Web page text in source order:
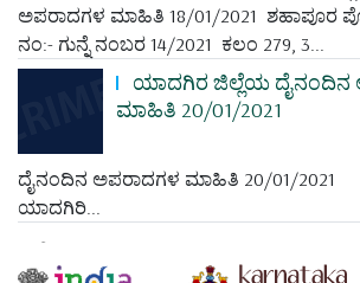
ಅಪರಾದಗಳ ಮಾಹಿತಿ 18/01/2021 ಶಹಾಪೂರ
ನಂ:- ಗುನ್ನೆ ನಂಬರ 14/2021 ಕಲಂ 279, 3...
ಯಾದಗಿರ ಜಿಲ್ಲೆಯ ದೈನಂದಿನ
ಮಾಹಿತಿ 20/01/2021
ಯಾದಗಿರ
ದೈನಂದಿನ ಅಪರಾದಗಳ ಮಾಹಿತಿ
ಯಾದಗಿರಿ...